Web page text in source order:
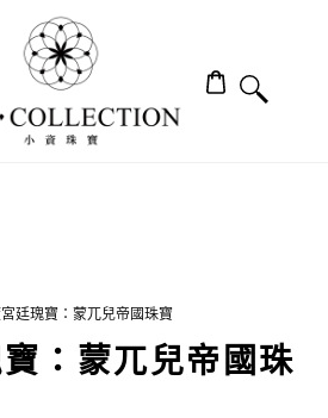
廷瑰寶：蒙兀兒帝國珠寶
：蒙兀兒帝國珠